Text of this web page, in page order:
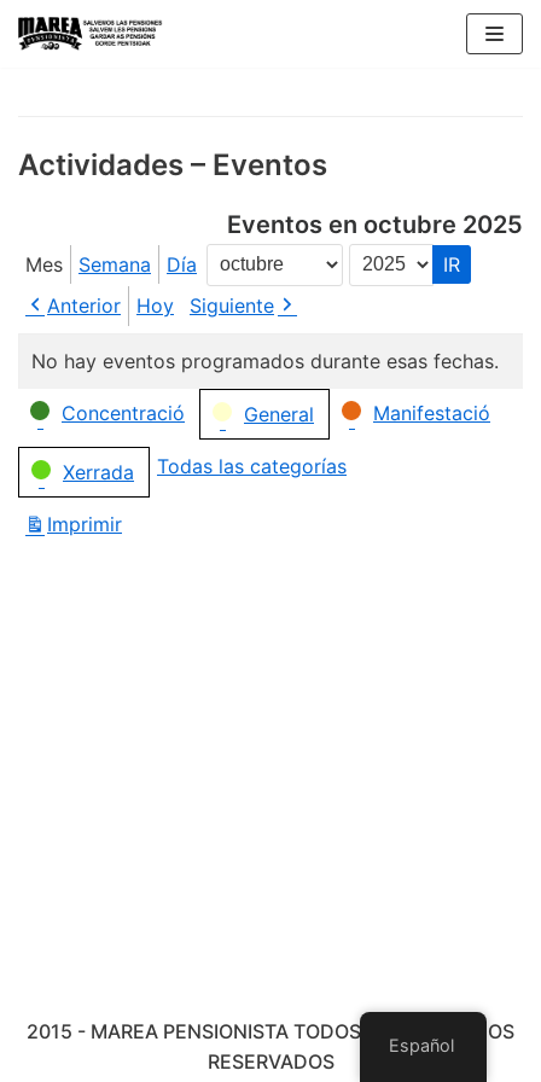
Saltar
Actividades – Eventos
Eventos en octubre 2025
Mes Semana Día
Mes
Año
Anterior
Hoy Siguiente
No hay eventos programados durante esas fechas.
Categorías
Concentració General Manifestació
Xerrada Todas las categorías
Imprimir
2015 - MAREA PENSIONISTA TODOS LOS DERECHOS
RESERVADOS
Español